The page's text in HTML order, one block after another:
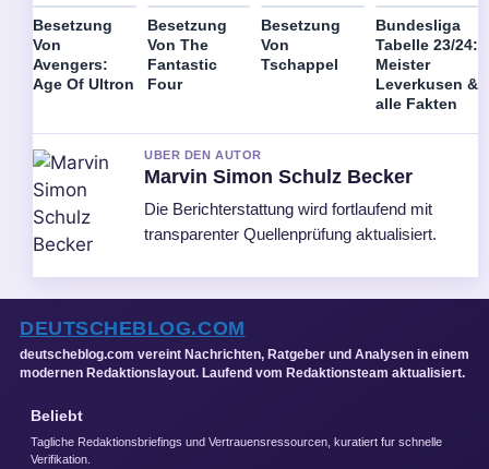
Besetzung
Von
Avengers:
Age Of Ultron
Besetzung
Von The
Fantastic
Four
Besetzung
Von
Tschappel
Bundesliga
Tabelle 23/24:
Meister
Leverkusen &
alle Fakten
UBER DEN AUTOR
Marvin Simon Schulz Becker
Die Berichterstattung wird fortlaufend mit
transparenter Quellenprüfung aktualisiert.
DEUTSCHEBLOG.COM
deutscheblog.com vereint Nachrichten, Ratgeber und Analysen in einem
modernen Redaktionslayout. Laufend vom Redaktionsteam aktualisiert.
Beliebt
Tagliche Redaktionsbriefings und Vertrauensressourcen, kuratiert fur schnelle
Verifikation.